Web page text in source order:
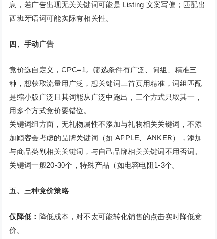
息，若广告出现无关关键词可能是 Listing 文案写偏；匹配出
西班牙语词可能实际有相关性。
四、手动广告
竞价选自定义，CPC=1。筛选条件有广泛、词组、精准三
种，想获取流量用广泛，想关键词上首页用精准，词组匹配
是缩小版广泛且其词能从广泛中跑出，三个方式只取其一，
用多个方式竞价要错位。
关键词组方面，无礼物属性不添加与礼物相关关键词，不添
加顾客会考虑的品牌关键词（如 APPLE、ANKER），添加
与商品类别相关关键词，与自己品牌相关关键词不用否词。
关键词一般20-30个，特殊产品（如电容电阻1-3个。
五、三种竞价策略
仅降低： 降低成本，对不太可能转化销售的点击实时降低竞
价。